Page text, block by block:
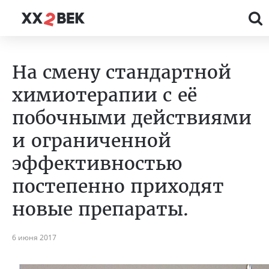
На смену стандартной
химиотерапии с её
побочными действиями
и ограниченной
эффективностью
постепенно приходят
новые препараты.
6 июня 2017